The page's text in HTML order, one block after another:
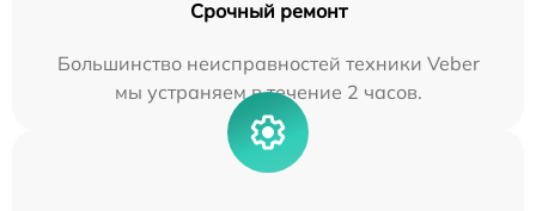
Срочный ремонт
Большинство неисправностей техники Veber
мы устраняем в течение 2 часов.